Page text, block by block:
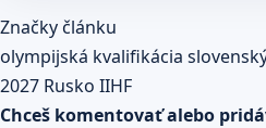
Článok pokračuje po kliknutí
Prečítaj celý článok
Značky článku
olympijská kvalifikácia
2027 Rusko IIHF
Chceš komentovať alebo